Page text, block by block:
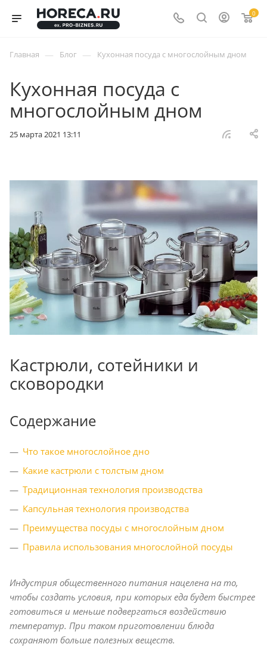
0
Главная — Блог — Кухонная посуда с многослойным дном
Кухонная посуда с
многослойным дном
25 марта 2021 13:11
Кастрюли, сотейники и
сковородки
Содержание
Что такое многослойное дно
Какие кастрюли с толстым дном
Традиционная технология производства
Капсульная технология производства
Преимущества посуды с многослойным дном
Правила использования многослойной посуды
Индустрия общественного питания нацелена на то,
чтобы создать условия, при которых еда будет быстрее
готовиться и меньше подвергаться воздействию
температур. При таком приготовлении блюда
сохраняют больше полезных веществ.